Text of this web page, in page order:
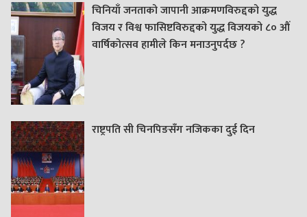
चिनियाँ जनताको जापानी आक्रमणविरुद्दको युद्ध
विजय र विश्व फासिष्टविरुद्दको युद्ध विजयको ८० औं
वार्षिकोत्सव हामीले किन मनाउनुपर्दछ ?
राष्ट्रपति सी चिनपिङसँग नजिकका दुई दिन